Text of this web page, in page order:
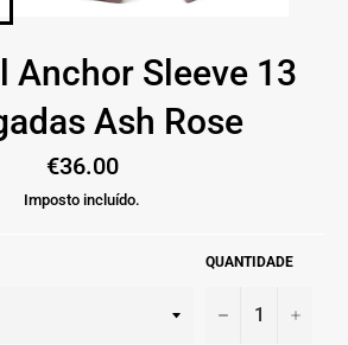
Anchor Sleeve 13
Ash Rose
Preço
normal
€36.00
Imposto incluído.
QUANTIDADE
− +